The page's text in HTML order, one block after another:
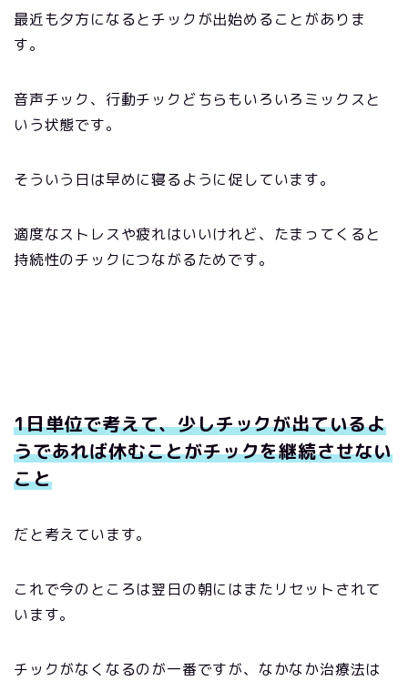
最近も夕方になるとチックが出始めることがありま
す。
音声チック、行動チックどちらもいろいろミックスと
いう状態です。
そういう日は早めに寝るように促しています。
適度なストレスや疲れはいいけれど、たまってくると
持続性のチックにつながるためです。
1日単位で考えて、少しチックが出ているよ
うであれば休むことがチックを継続させない
こと
だと考えています。
これで今のところは翌日の朝にはまたリセットされて
います。
チックがなくなるのが一番ですが、なかなか治療法は